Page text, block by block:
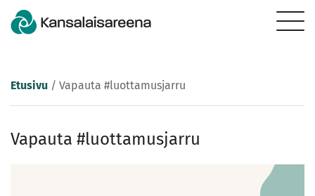
Etusivu / Vapauta #luottamusjarru
Vapauta #luottamusjarru